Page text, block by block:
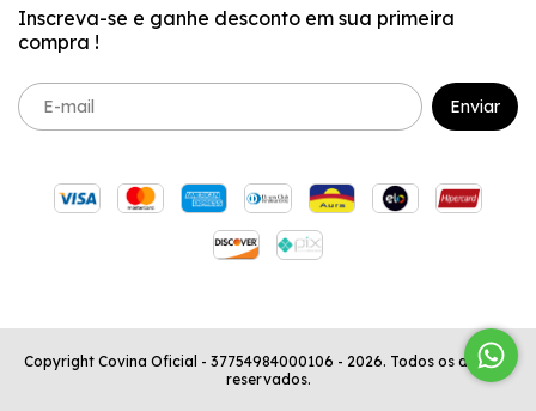
Inscreva-se e ganhe desconto em sua primeira
compra !
Copyright Covina Oficial - 37754984000106 - 2026. Todos os direitos
reservados.